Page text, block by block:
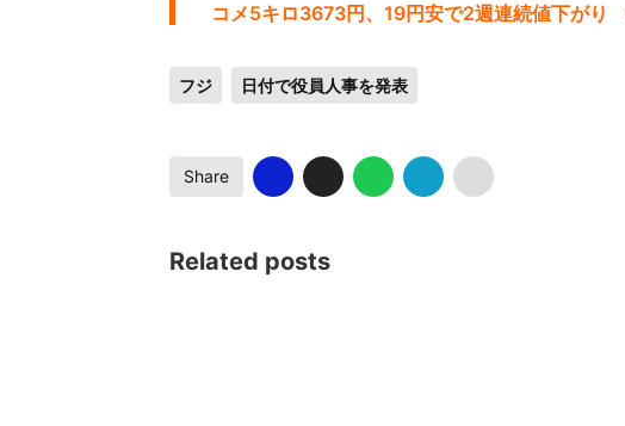
コメ5キロ3673円、19円安で2週連続値下がり
フジ 日付で役員人事を発表
Share
Related posts